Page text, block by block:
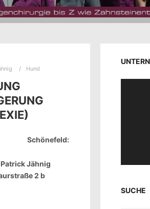
Hund
Schönefeld:
Patrick Jähnig
2 b
SUCHE